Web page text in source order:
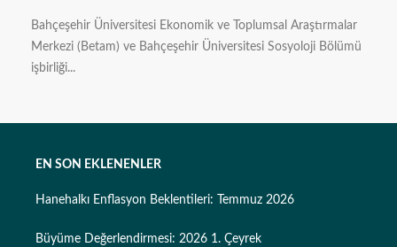
Bahçeşehir Üniversitesi Ekonomik ve Toplumsal Araştırmalar
Merkezi (Betam) ve Bahçeşehir Üniversitesi Sosyoloji Bölümü
işbirliği...
EN SON EKLENENLER
Hanehalkı Enflasyon Beklentileri: Temmuz 2026
Büyüme Değerlendirmesi: 2026 1. Çeyrek